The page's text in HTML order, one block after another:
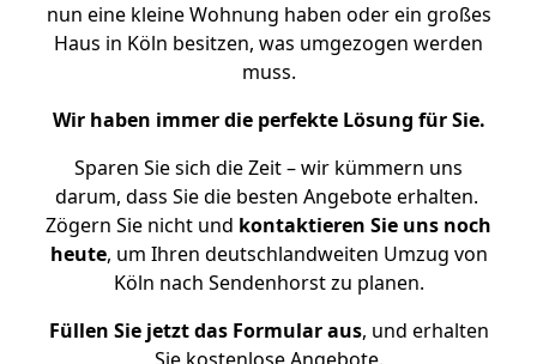
nun eine kleine Wohnung haben oder ein großes
Haus in Köln besitzen, was umgezogen werden
muss.
Wir haben immer die perfekte Lösung für Sie.
Sparen Sie sich die Zeit – wir kümmern uns
darum, dass Sie die besten Angebote erhalten.
Zögern Sie nicht und kontaktieren Sie uns noch
heute, um Ihren deutschlandweiten Umzug von
Köln nach Sendenhorst zu planen.
Füllen Sie jetzt das Formular aus, und erhalten